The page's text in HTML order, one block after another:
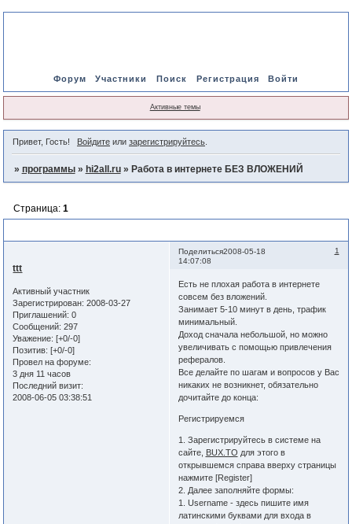
Форум Участники Поиск Регистрация Войти
Активные темы
Привет, Гость! Войдитеили зарегистрируйтесь.
» программы » hi2all.ru » Работа в интернете БЕЗ ВЛОЖЕНИЙ
Страница: 1
Поделиться 1
2008-05-18
14:07:08
ttt
Активный участник
Зарегистрирован: 2008-03-27
Приглашений: 0
Сообщений: 297
Уважение: [+0/-0]
Позитив: [+0/-0]
Провел на форуме:
3 дня 11 часов
Последний визит:
2008-06-05 03:38:51
Есть не плохая работа в интернете
совсем без вложений.
Занимает 5-10 минут в день, трафик
минимальный.
Доход сначала небольшой, но можно
увеличивать с помощью привлечения
рефералов.
Все делайте по шагам и вопросов у Вас
никаких не возникнет, обязательно
дочитайте до конца:
Регистрируемся
1. Зарегистрируйтесь в системе на
сайте, BUX.TO для этого в
открывшемся справа вверху страницы
нажмите [Register]
2. Далее заполняйте формы:
1. Username - здесь пишите имя
латинскими буквами для входа в